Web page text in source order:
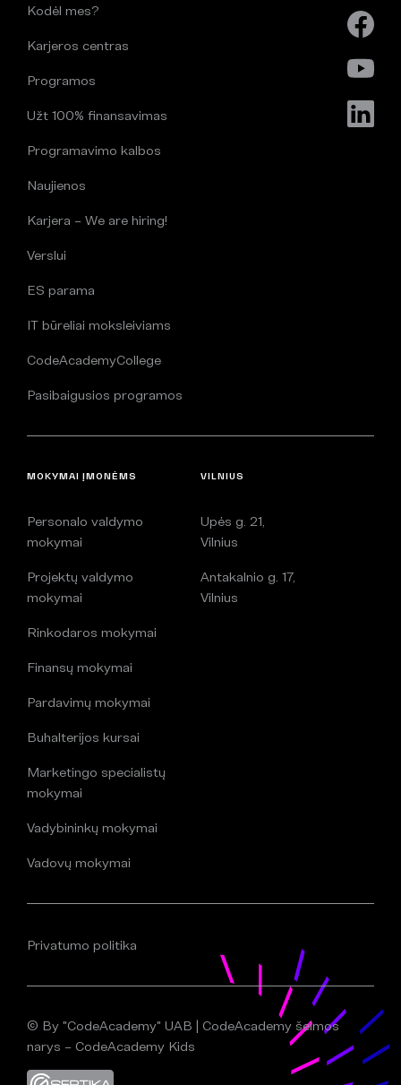
Kodėl mes?
Karjeros centras
Programos
Užt 100% finansavimas
Programavimo kalbos
Naujienos
Karjera – We are hiring!
Verslui
ES parama
IT būreliai moksleiviams
CodeAcademyCollege
Pasibaigusios programos
MOKYMAI ĮMONĖMS
Personalo valdymo
mokymai
Projektų valdymo
mokymai
Rinkodaros mokymai
Finansų mokymai
Pardavimų mokymai
Buhalterijos kursai
Marketingo specialistų
mokymai
Vadybininkų mokymai
Vadovų mokymai
VILNIUS
Upės g. 21,
Vilnius
Antakalnio g. 17,
Vilnius
Privatumo politika
© By "CodeAcademy" UAB | CodeAcademy šeimos
narys – CodeAcademy Kids